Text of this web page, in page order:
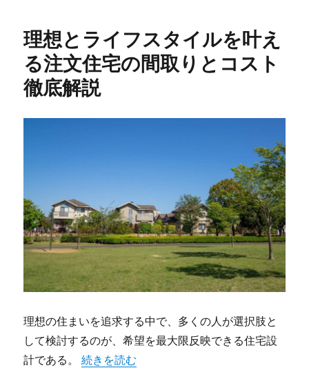
ー
理想とライフスタイルを叶え
る注文住宅の間取りとコスト
徹底解説
理想の住まいを追求する中で、多くの人が選択肢と
して検討するのが、希望を最大限反映できる住宅設
計である。“理想とライフスタイルを叶える注文住宅の
続きを読む